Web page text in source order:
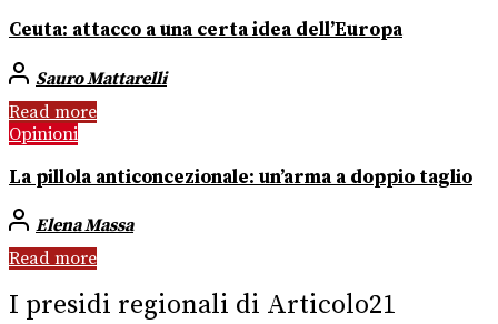
Ceuta: attacco a una certa idea dell’Europa
Sauro Mattarelli
Read more
Opinioni
La pillola anticoncezionale: un’arma a doppio taglio
Elena Massa
Read more
I presidi regionali di Articolo21